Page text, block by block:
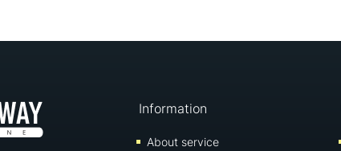
Information
About service